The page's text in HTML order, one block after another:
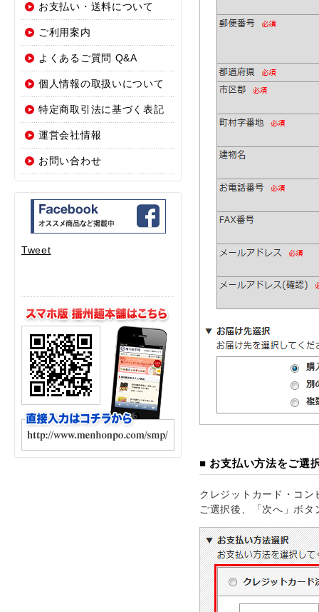
お支払い・送料について
ご利用案内
よくあるご質問 Q&A
個人情報の取扱いについて
特定商取引法に基づく表記
運営会社情報
お問い合わせ
Tweet
■ お支払い方法をご選
クレジットカード・コ
ご選択後、「次へ」ボ